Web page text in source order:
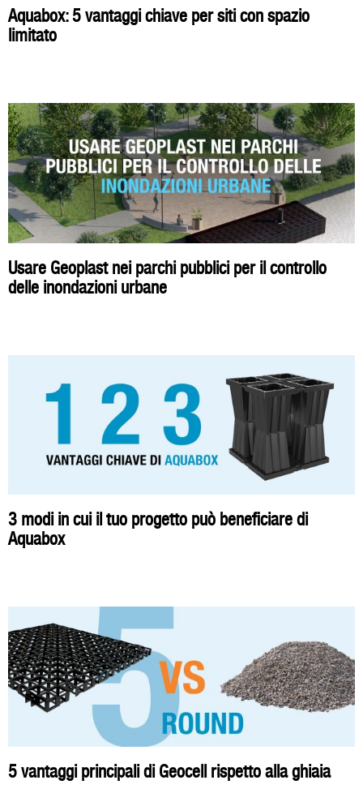
Aquabox: 5 vantaggi chiave per siti con spazio
limitato
Usare Geoplast nei parchi pubblici per il controllo
delle inondazioni urbane
3 modi in cui il tuo progetto può beneficiare di
Aquabox
5 vantaggi principali di Geocell rispetto alla ghiaia